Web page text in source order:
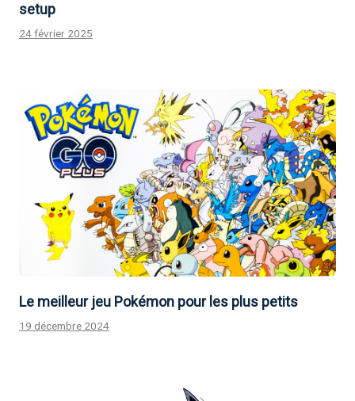
setup
24 février 2025
Le meilleur jeu Pokémon pour les plus petits
19 décembre 2024